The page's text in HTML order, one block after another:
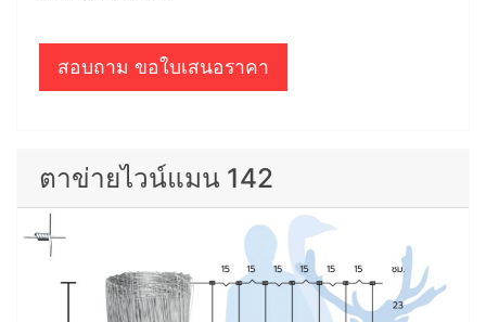
สอบถาม ขอใบเสนอราคา
ตาข่ายไวน์แมน 142